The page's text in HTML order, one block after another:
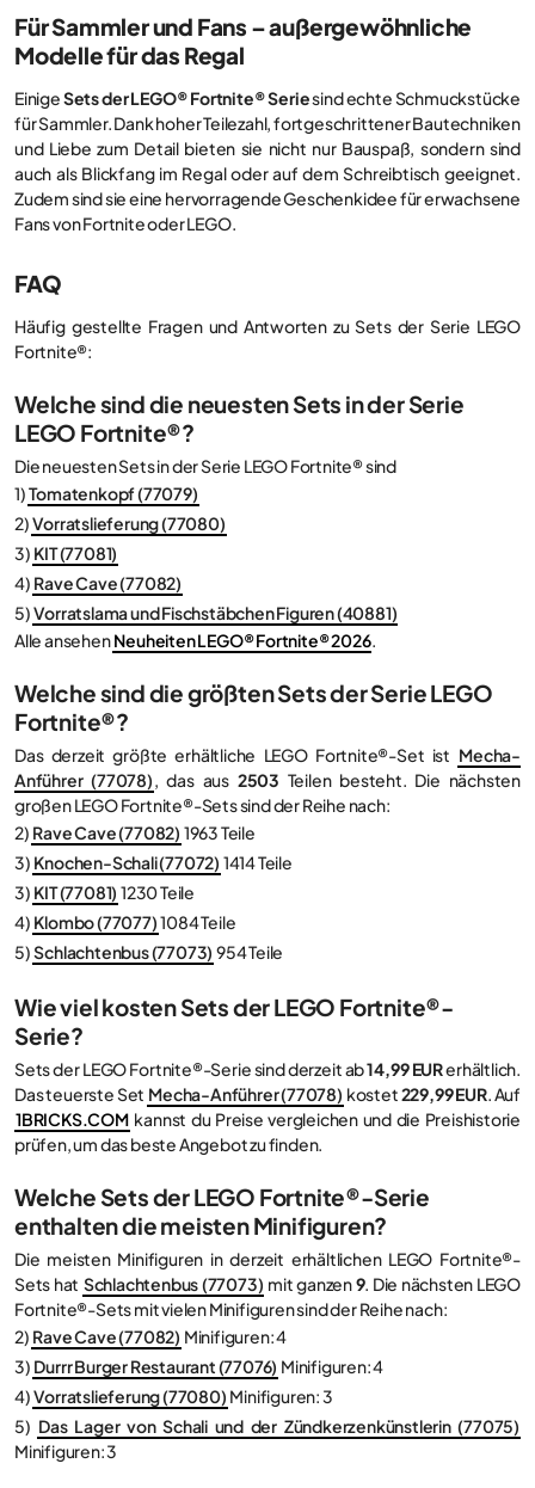
Für Sammler und Fans – außergewöhnliche
Modelle für das Regal
EinigeSets der LEGO® Fortnite® Seriesind echte Schmuckstücke
für Sammler. Dank hoher Teilezahl, fortgeschrittener Bautechniken
und Liebe zum Detail bieten sie nicht nur Bauspaß, sondern sind
auch als Blickfang im Regal oder auf dem Schreibtisch geeignet.
Zudem sind sie eine hervorragende Geschenkidee für erwachsene
Fans von Fortnite oder LEGO.
FAQ
Häufig gestellte Fragen und Antworten zu Sets der Serie LEGO
Fortnite®:
Welche sind die neuesten Sets in der Serie
LEGO Fortnite®?
Die neuesten Sets in der Serie LEGO Fortnite® sind
1)Tomatenkopf (77079)
2)Vorratslieferung (77080)
3) KIT (77081)
4) Rave Cave (77082)
5)Vorratslama und Fischstäbchen Figuren (40881)
Alle ansehenNeuheiten LEGO® Fortnite® 2026.
Welche sind die größten Sets der Serie LEGO
Fortnite®?
Das derzeit größte erhältliche LEGO Fortnite®-Set ist Mecha-
Anführer (77078), das aus 2503 Teilen besteht. Die nächsten
großen LEGO Fortnite®-Sets sind der Reihe nach:
2) Rave Cave (77082) 1963 Teile
3) Knochen-Schali (77072) 1414 Teile
3) KIT (77081) 1230 Teile
4) Klombo (77077)1084 Teile
5)Schlachtenbus (77073) 954 Teile
Wie viel kosten Sets der LEGO Fortnite®-
Serie?
Sets der LEGO Fortnite®-Serie sind derzeit ab14,99 EURerhältlich.
Das teuerste Set Mecha-Anführer (77078) kostet229,99 EUR. Auf
1BRICKS.COM kannst du Preise vergleichen und die Preishistorie
prüfen, um das beste Angebot zu finden.
Welche Sets der LEGO Fortnite®-Serie
enthalten die meisten Minifiguren?
Die meisten Minifiguren in derzeit erhältlichen LEGO Fortnite®-
Sets hat Schlachtenbus (77073) mit ganzen9. Die nächsten LEGO
Fortnite®-Sets mit vielen Minifiguren sind der Reihe nach:
2) Rave Cave (77082) Minifiguren: 4
3) Durrr Burger Restaurant (77076) Minifiguren: 4
4)Vorratslieferung (77080) Minifiguren: 3
5) Das Lager von Schali und der Zündkerzenkünstlerin (77075)
Minifiguren: 3